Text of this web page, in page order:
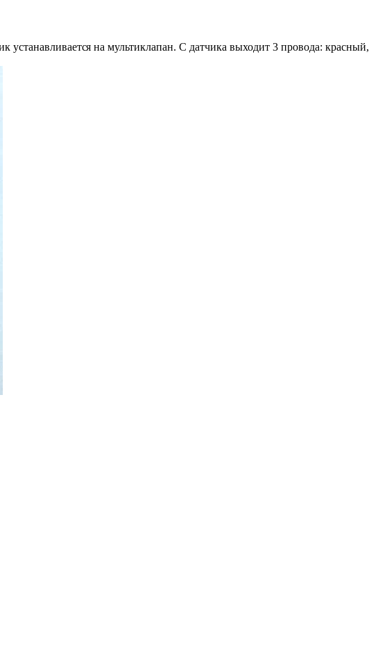
устанавливается на мультиклапан. С датчика выходит 3 провода: красный,